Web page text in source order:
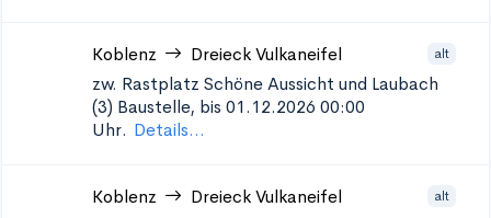
Koblenz Dreieck Vulkaneifel alt
zw. Rastplatz Schöne Aussicht und Laubach
(3) Baustelle, bis 01.12.2026 00:00
Uhr. Details...
Koblenz Dreieck Vulkaneifel alt